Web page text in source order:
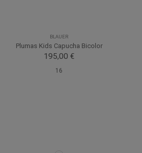
BLAUER
Plumas Kids Capucha Bicolor
195,00 €
16